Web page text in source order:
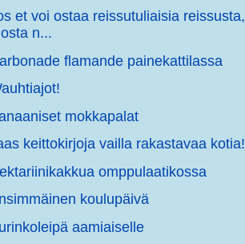
et voi ostaa reissutuliaisia reissusta,
osta n...
flamande painekattilassa
mokkapalat
keittokirjoja vailla rakastavaa kotia!
omppulaatikossa
koulupäivä
aamiaiselle